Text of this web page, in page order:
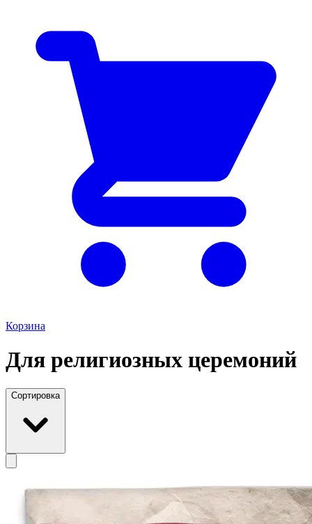
Корзина
Для религиозных церемоний
Сортировка